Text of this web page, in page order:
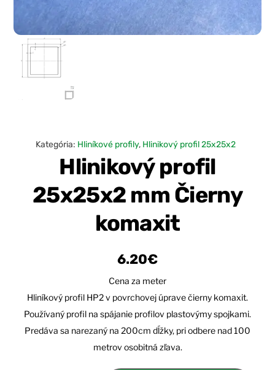
Kategória: Hliníkové profily, Hlinikový profil 25x25x2
Hlinikový profil
25x25x2 mm Čierny
komaxit
6.20€
Cena za meter
Hliníkový profil HP2 v povrchovej úprave čierny komaxit.
Používaný profil na spájanie profilov plastovýmy spojkami.
Predáva sa narezaný na 200cm dĺžky, pri odbere nad 100
metrov osobitná zľava.